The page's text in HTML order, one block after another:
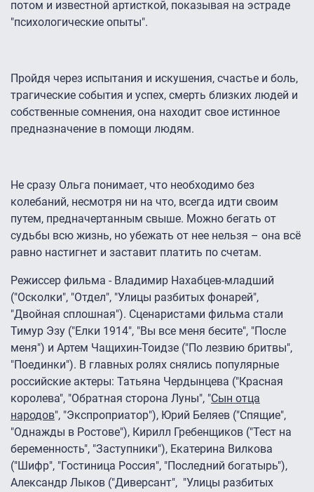
потом и известной артисткой, показывая на эстраде
"психологические опыты".
Пройдя через испытания и искушения, счастье и боль,
трагические события и успех, смерть близких людей и
собственные сомнения, она находит свое истинное
предназначение в помощи людям.
Не сразу Ольга понимает, что необходимо без
колебаний, несмотря ни на что, всегда идти своим
путем, предначертанным свыше. Можно бегать от
судьбы всю жизнь, но убежать от нее нельзя – она всё
равно настигнет и заставит платить по счетам.
Режиссер фильма - Владимир Нахабцев-младший
("Осколки", "Отдел", "Улицы разбитых фонарей",
"Двойная сплошная"). Сценаристами фильма стали
Тимур Эзу ("Елки 1914", "Вы все меня бесите", "После
меня") и Артем Чащихин-Тоидзе ("По лезвию бритвы",
"Поединки"). В главных ролях снялись популярные
российские актеры: Татьяна Чердынцева ("Красная
королева", "Обратная сторона Луны", "Сын отца
народов", "Экспроприатор"), Юрий Беляев ("Спящие",
"Однажды в Ростове"), Кирилл Гребенщиков ("Тест на
беременность", "Заступники"), Екатерина Вилкова
("Шифр", "Гостиница Россия", "Последний богатырь"),
Александр Лыков ("Диверсант", "Улицы разбитых